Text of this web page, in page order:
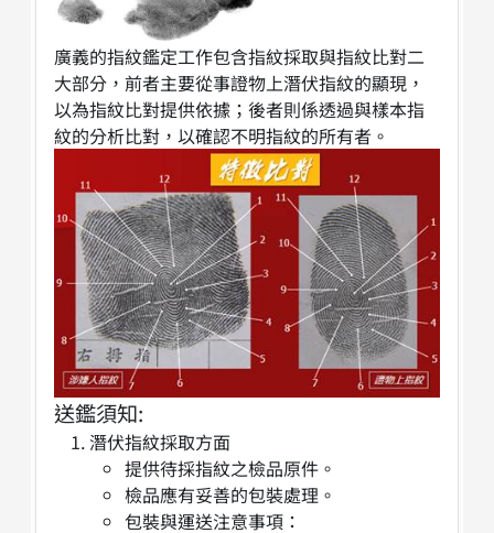
廣義的指紋鑑定工作包含指紋採取與指紋比對二
大部分，前者主要從事證物上潛伏指紋的顯現，
以為指紋比對提供依據；後者則係透過與樣本指
紋的分析比對，以確認不明指紋的所有者。
送鑑須知:
潛伏指紋採取方面
提供待採指紋之檢品原件。
檢品應有妥善的包裝處理。
包裝與運送注意事項：